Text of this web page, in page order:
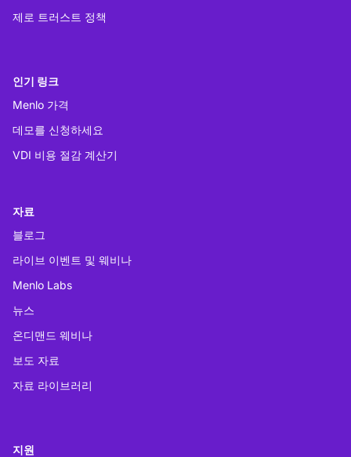
제로 트러스트 정책
인기 링크
Menlo 가격
데모를 신청하세요
VDI 비용 절감 계산기
자료
블로그
라이브 이벤트 및 웨비나
Menlo Labs
뉴스
온디맨드 웨비나
보도 자료
자료 라이브러리
지원